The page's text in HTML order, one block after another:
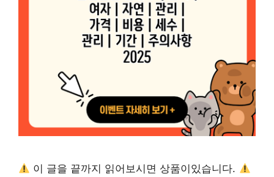
이 글을 끝까지 읽어보시면 상품이있습니다.